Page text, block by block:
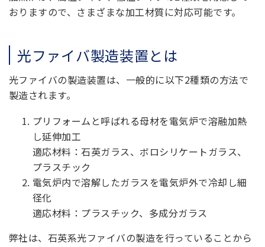
おりますので、さまざまな加工材質に対応可能です。
光ファイバ製造装置とは
光ファイバの製造装置は、一般的に以下2種類の方法で
製造されます。
プリフォームと呼ばれる母材を電気炉で溶融加熱
し延伸加工
適応材料：石英ガラス、ボロシリケートガラス、
プラスチック
電気炉内で溶解したガラスを電気炉外で冷却し細
径化
適応材料：プラスチック、多成分ガラス
弊社は、石英系光ファイバの製造を行っていることから